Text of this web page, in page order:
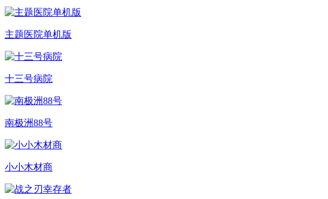
主题医院单机版
十三号病院
南极洲88号
小小木材商